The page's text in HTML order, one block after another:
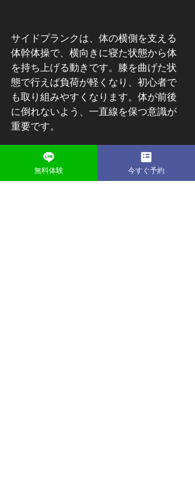
サイドプランクは、体の横側を支える
体幹体操で、横向きに寝た状態から体
を持ち上げる動きです。膝を曲げた状
態で行えば負荷が軽くなり、初心者で
も取り組みやすくなります。体が前後
に倒れないよう、一直線を保つ意識が
重要です。
この体操では、腹斜筋や体の側面の筋
肉が働くと言われています。これらの
無料体験 今すぐ予約